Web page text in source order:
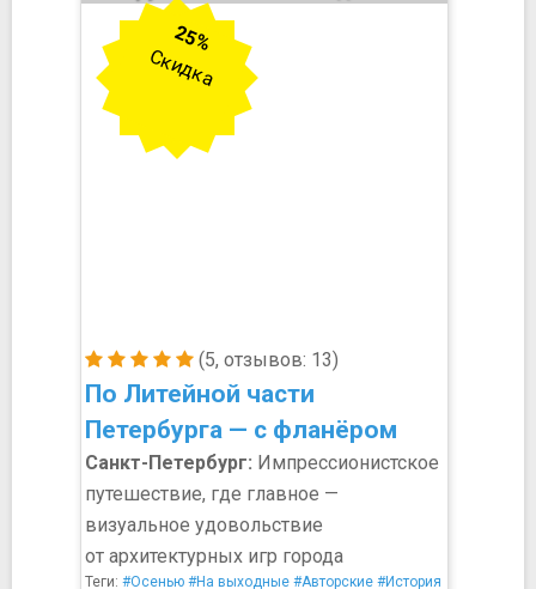
(5, отзывов: 13)
По Литейной части
Петербурга — с фланёром
25%
Скидка
Санкт-Петербург: Импрессионистское
путешествие, где главное —
визуальное удовольствие
от архитектурных игр города
Теги: #Осенью #На выходные #Авторские #История